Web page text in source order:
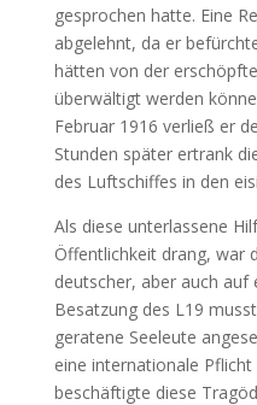
gesprochen hatte. Eine
abgelehnt, da er
hätten von der
überwältigt werden
Februar 1916 verließ er
Stunden später ertrank
des Luftschiffes in den
Als diese unterlassene
Öffentlichkeit drang, war
deutscher, aber auch auf
Besatzung des L19
geratene Seeleute
eine internationale
beschäftigte diese